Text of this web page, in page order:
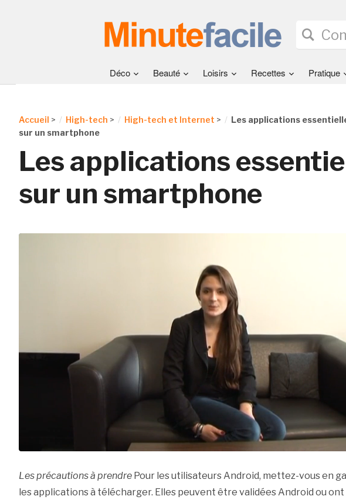
Déco Beauté Loisirs Recettes Pratique
Accueil > High-tech > High-tech et Internet >
Les applications
sur un smartphone
Les applications
sur un smartphone
Les précautions à prendrePour les utilisateurs Android, mettez-vous en
les applications à télécharger. Elles peuvent être validées Android ou